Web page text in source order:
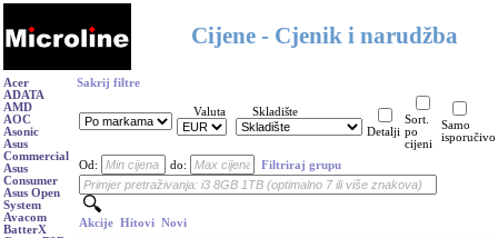
Cijene - Cjenik i narudžba
Acer
ADATA
AMD
AOC
Asonic
Asus
Commercial
Asus
Consumer
Asus Open
System
Avacom
BatterX
Sakrij filtre
Valuta
Skladište
Detalji
Sort.
po
cijeni
Samo
isporučivo
Od: do: Filtriraj grupu
Akcije Hitovi Novi